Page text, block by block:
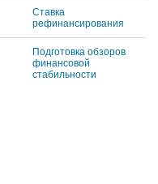
Ставка
рефинансирования
Подготовка обзоров
финансовой
стабильности